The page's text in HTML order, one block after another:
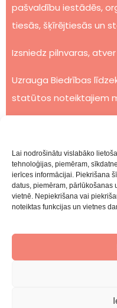
Lai nodrošinātu vislabāko
tehnoloģijas, piemēram,
ierīces informācijai. Piekrišana
datus, piemēram, pārlūkošanas
vietnē. Nepiekrišana vai
noteiktas funkcijas un vietnes
pašvaldību iestādēs,
tiesās, šķīrējtiesās un
Izsniedz pilnvaras,
Uzrauga Biedrības
statūtos noteiktajiem
Nosaka personāla
kārtību;
Nodrošina
atskaiti;